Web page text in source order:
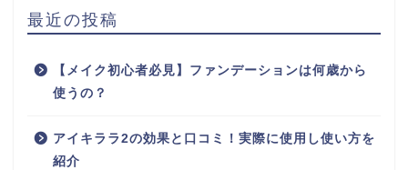
最近の投稿
【メイク初心者必見】ファンデーションは何歳から
使うの？
アイキララ2の効果と口コミ！実際に使用し使い方を
紹介